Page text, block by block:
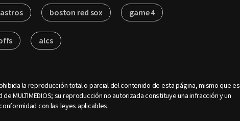
boston red sox game 4
alcs
la reproducción total o parcial del contenido de esta página, mismo que es
MULTIMEDIOS; su reproducción no autorizada constituye una infracción y un
con las leyes aplicables.